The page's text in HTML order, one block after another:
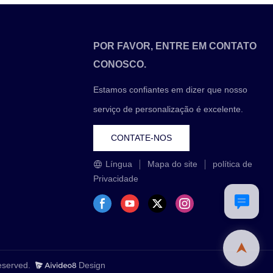
módulo independente ou como parte de uma
solução CDM/ATM/autoatendimento.
POR FAVOR, ENTRE EM CONTATO
CONOSCO.
Estamos confiantes em dizer que nosso
serviço de personalização é excelente.
CONTATE-NOS
Língua Mapa do site
política de
Privacidade
Design